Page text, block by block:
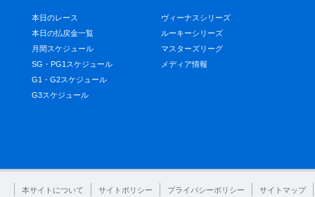
本日のレース
本日の払戻金一覧
月間スケジュール
SG・PG1スケジュール
G1・G2スケジュール
G3スケジュール
ヴィーナスシリーズ
ルーキーシリーズ
マスターズリーグ
メディア情報
本サイトについて サイトポリシー プライバシーポリシー サイトマップ